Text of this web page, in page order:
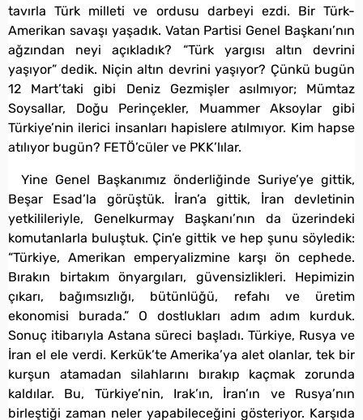
tavırla Türk milleti ve ordusu darbeyi ezdi. Bir Türk-
Amerikan savaşı yaşadık. Vatan Partisi Genel Başkanı’nın
ağzından neyi açıkladık? “Türk yargısı altın devrini
yaşıyor” dedik. Niçin altın devrini yaşıyor? Çünkü bugün
12 Mart’taki gibi Deniz Gezmişler asılmıyor; Mümtaz
Soysallar, Doğu Perinçekler, Muammer Aksoylar gibi
Türkiye’nin ilerici insanları hapislere atılmıyor. Kim hapse
atılıyor bugün? FETÖ’cüler ve PKK’lılar.
Yine Genel Başkanımız önderliğinde Suriye’ye gittik,
Beşar Esad’la görüştük. İran’a gittik, İran devletinin
yetkilileriyle, Genelkurmay Başkanı’nın da üzerindeki
komutanlarla buluştuk. Çin’e gittik ve hep şunu söyledik:
“Türkiye, Amerikan emperyalizmine karşı ön cephede.
Bırakın birtakım önyargıları, güvensizlikleri. Hepimizin
çıkarı, bağımsızlığı, bütünlüğü, refahı ve üretim
ekonomisi burada.” O dostlukları adım adım kurduk.
Sonuç itibarıyla Astana süreci başladı. Türkiye, Rusya ve
İran el ele verdi. Kerkük’te Amerika’ya alet olanlar, tek bir
kurşun atamadan silahlarını bırakıp kaçmak zorunda
kaldılar. Bu, Türkiye’nin, Irak’ın, İran’ın ve Rusya’nın
birleştiği zaman neler yapabileceğini gösteriyor. Karşıda